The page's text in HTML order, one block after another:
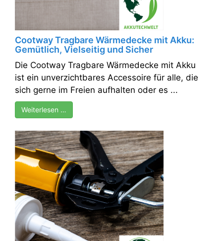
Cootway Tragbare Wärmedecke mit Akku:
Gemütlich, Vielseitig und Sicher
Die Cootway Tragbare Wärmedecke mit Akku
ist ein unverzichtbares Accessoire für alle, die
sich gerne im Freien aufhalten oder es ...
Weiterlesen …